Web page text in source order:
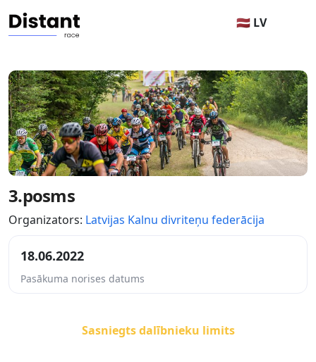
🇱🇻 LV
3.posms
Organizators: Latvijas Kalnu divriteņu federācija
18.06.2022
Pasākuma norises datums
Sasniegts dalībnieku limits